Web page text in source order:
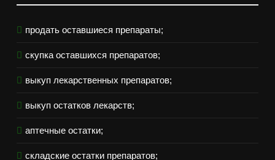
продать оставшиеся препараты;
скупка оставшихся препаратов;
выкуп лекарственных препаратов;
выкуп остатков лекарств;
аптечные остатки;
складские остатки препаратов;